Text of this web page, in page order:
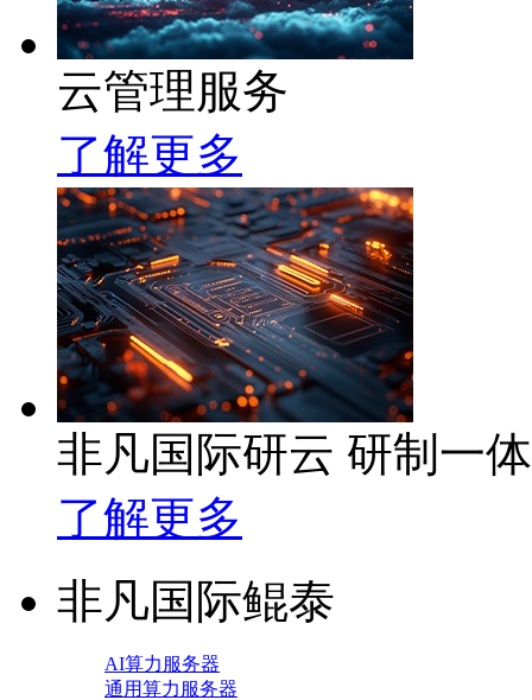
云管理服务
了解更多
非凡国际研云 研制一
了解更多
非凡国际鲲泰
AI算力服务器
通用算力服务器